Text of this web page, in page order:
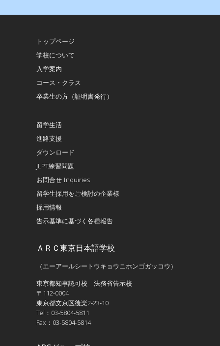
トップページ
学校について
入学案内
コース・クラス
卒業生の方（証明書発行）
留学生活
進路支援
ダウンロード
JLPT練習問題
お問合せ Inquiries
留学生採用をご検討の企業様
採用情報
告示基準に基づく各種報告
ＡＲＣ東京日本語学校
（エーアールシートウキョウニホンゴガッコウ）
東京都知事認可校 法務省告示校
〒112-0004
東京都文京区後楽2-23-10
Tel：03-5804-5811
Fax：03-5804-5814